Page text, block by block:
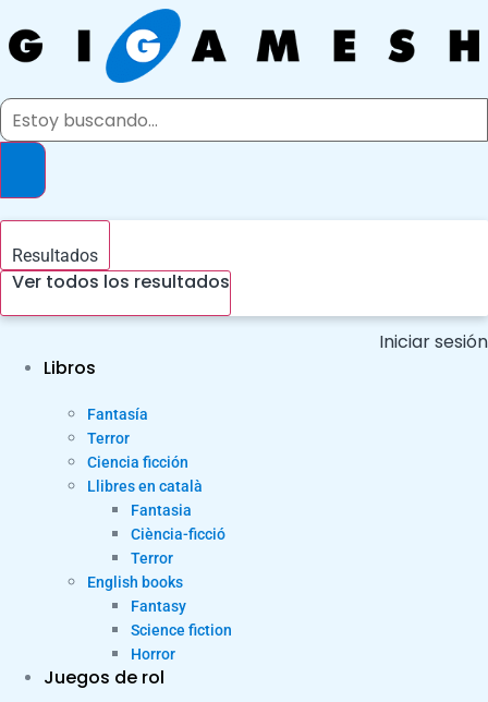
al
contenido
Search
Resultados
Ver todos los resultados
Iniciar sesión
Libros
Fantasía
Terror
Ciencia ficción
Llibres en català
Fantasia
Ciència-ficció
Terror
English books
Fantasy
Science fiction
Horror
Juegos de rol